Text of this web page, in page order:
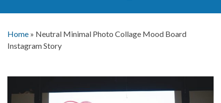
Home » Neutral Minimal Photo Collage Mood Board
Instagram Story